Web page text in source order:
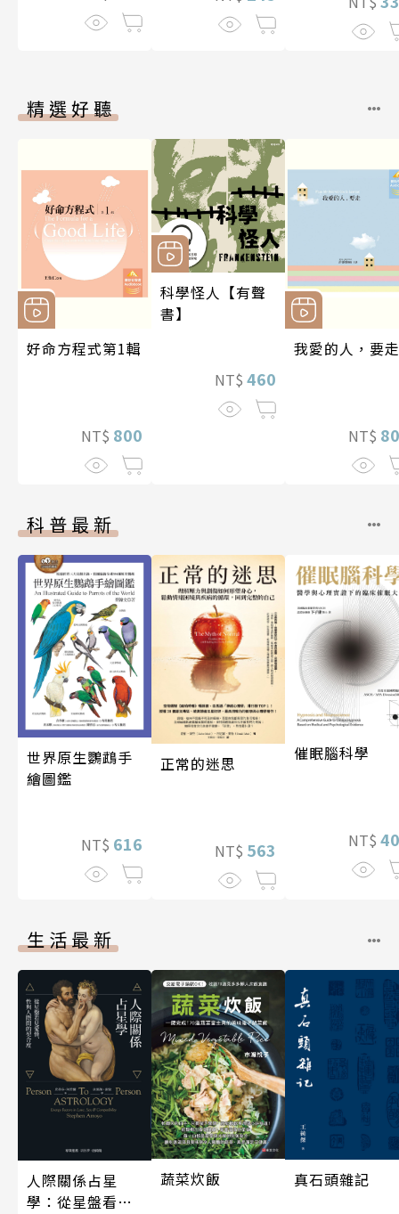
精選好聽
好命方程式第1輯
NT$ 800
科學怪人【有聲
書】
NT$ 460
我愛的人，要走
NT$
科普最新
世界原生鸚鵡手
繪圖鑑
NT$ 616
正常的迷思
NT$ 563
催眠腦科學
NT$
生活最新
人際關係占星
學：從星盤看見
蔬菜炊飯 真石頭雜記